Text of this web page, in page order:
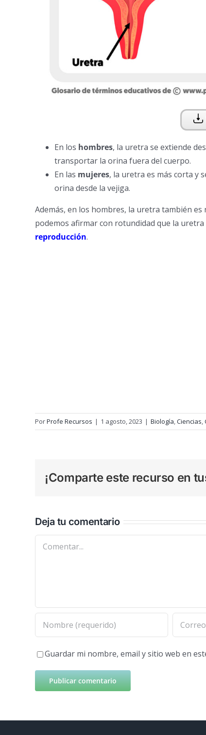
En los hombres, la uretra se extiende
transportar la orina fuera del cuerpo.
En las mujeres, la uretra es más corta y
orina desde la vejiga.
Además, en los hombres, la uretra también
podemos afirmar con rotundidad que la uretra
reproducción.
PorProfe Recursos | 1 agosto, 2023 | Biología,Ciencias,
¡Comparte este recurso en
Deja tu comentario
Comentar
Guardar mi nombre, email y sitio web en